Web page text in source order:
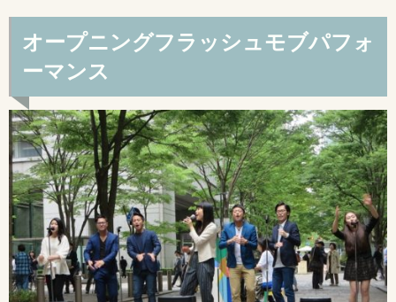
オープニングフラッシュモブパフォ
ーマンス